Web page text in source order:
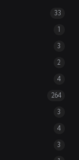
33
1
3
2
4
264
3
4
3